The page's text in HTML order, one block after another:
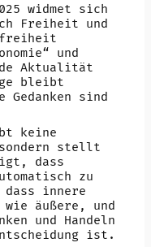
widmet sich
Freiheit und
und
Aktualität
bleibt
sind
keine
sondern stellt
dass
zu
innere
wie äußere, und
und Handeln
ist.